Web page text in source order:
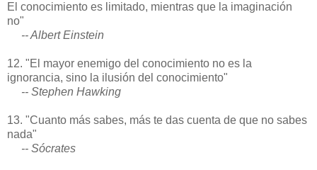
El conocimiento es limitado, mientras que la imaginación
no"
-- Albert Einstein
12. "El mayor enemigo del conocimiento no es la
ignorancia, sino la ilusión del conocimiento"
-- Stephen Hawking
13. "Cuanto más sabes, más te das cuenta de que no sabes
nada"
-- Sócrates